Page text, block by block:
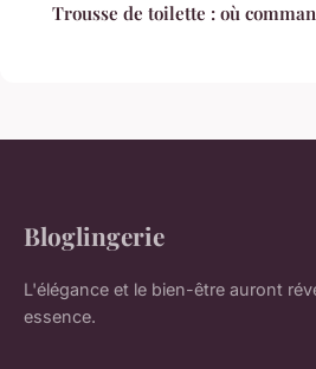
Trousse de toilette : où
Bloglingerie
L'élégance et le bien-être auront
essence.